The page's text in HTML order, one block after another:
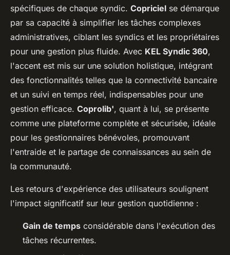
spécifiques de chaque syndic. Copriciel se démarque
par sa capacité à simplifier les tâches complexes
administratives, ciblant les syndics et les propriétaires
pour une gestion plus fluide. Avec KEL Syndic 360,
l'accent est mis sur une solution holistique, intégrant
des fonctionnalités telles que la connectivité bancaire
et un suivi en temps réel, indispensables pour une
gestion efficace. Coprolib', quant à lui, se présente
comme une plateforme complète et sécurisée, idéale
pour les gestionnaires bénévoles, promouvant
l'entraide et le partage de connaissances au sein de
la communauté.
Les retours d'expérience des utilisateurs soulignent
l'impact significatif sur leur gestion quotidienne :
Gain de temps considérable dans l'exécution des
tâches récurrentes.